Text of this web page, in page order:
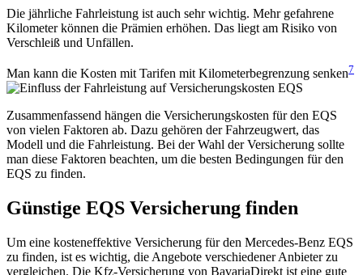
Die jährliche Fahrleistung ist auch sehr wichtig. Mehr gefahrene
Kilometer können die Prämien erhöhen. Das liegt am Risiko von
Verschleiß und Unfällen.
Man kann die Kosten mit Tarifen mit Kilometerbegrenzung senken7
Zusammenfassend hängen die Versicherungskosten für den EQS
von vielen Faktoren ab. Dazu gehören der Fahrzeugwert, das
Modell und die Fahrleistung. Bei der Wahl der Versicherung sollte
man diese Faktoren beachten, um die besten Bedingungen für den
EQS zu finden.
Günstige EQS Versicherung finden
Um eine kosteneffektive Versicherung für den Mercedes-Benz EQS
zu finden, ist es wichtig, die Angebote verschiedener Anbieter zu
vergleichen. Die Kfz-Versicherung von BavariaDirekt ist eine gute